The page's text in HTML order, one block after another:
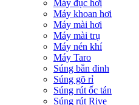
Máy đục hơi
Máy khoan hơi
Máy mài hơi
Máy mài trụ
Máy nén khí
Máy Taro
Súng bắn đinh
Súng gõ rỉ
Súng rút ốc tán
Súng rút Rive